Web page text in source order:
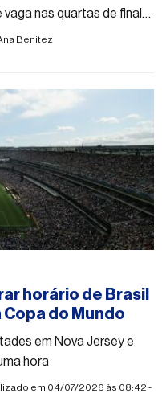
nas quartas de final
Benitez
horário de Brasil
do Mundo
em Nova Jersey e
hora
em 04/07/2026 às 08:42 -